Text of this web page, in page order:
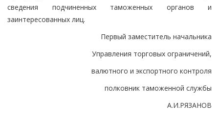
сведения подчиненных таможенных органов и
заинтересованных лиц.
Первый заместитель начальника
Управления торговых ограничений,
валютного и экспортного контроля
полковник таможенной службы
А.И.РЯЗАНОВ